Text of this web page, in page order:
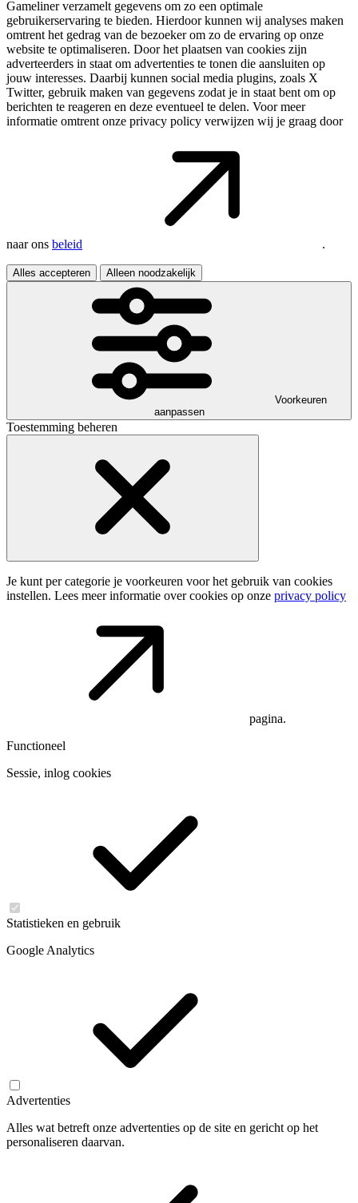
Gameliner verzamelt gegevens om zo een optimale
gebruikerservaring te bieden. Hierdoor kunnen wij analyses maken
omtrent het gedrag van de bezoeker om zo de ervaring op onze
website te optimaliseren. Door het plaatsen van cookies zijn
adverteerders in staat om advertenties te tonen die aansluiten op
jouw interesses. Daarbij kunnen social media plugins, zoals X
Twitter, gebruik maken van gegevens zodat je in staat bent om op
berichten te reageren en deze eventueel te delen. Voor meer
informatie omtrent onze privacy policy verwijzen wij je graag door
naar ons beleid .
Alles accepteren Alleen noodzakelijk
Voorkeuren
aanpassen
Toestemming beheren
Je kunt per categorie je voorkeuren voor het gebruik van cookies
instellen. Lees meer informatie over cookies op onze privacy policy
pagina.
Functioneel
Sessie, inlog cookies
Statistieken en gebruik
Google Analytics
Advertenties
Alles wat betreft onze advertenties op de site en gericht op het
personaliseren daarvan.